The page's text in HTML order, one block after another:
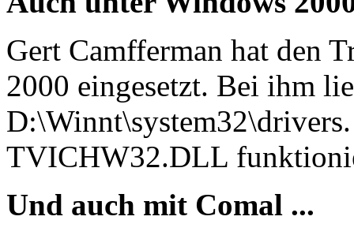
Gert Camfferman hat den
2000 eingesetzt. Bei ihm
TVICHW32.DLL
Und auch mit Comal ...